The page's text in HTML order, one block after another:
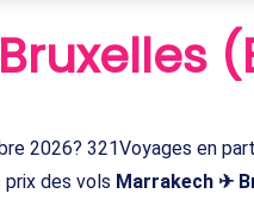
2026? 321Voyages en
des vols Marrakech ✈